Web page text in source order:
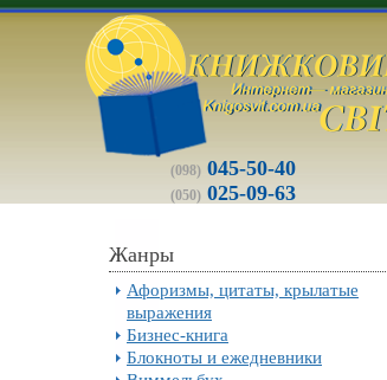
(098) 045-50-40
(050) 025-09-63
Жанры
Афоризмы, цитаты, крылатые
выражения
Бизнес-книга
Блокноты и ежедневники